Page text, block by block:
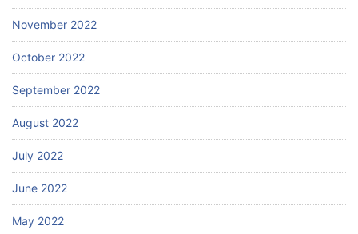
November 2022
October 2022
September 2022
August 2022
July 2022
June 2022
May 2022